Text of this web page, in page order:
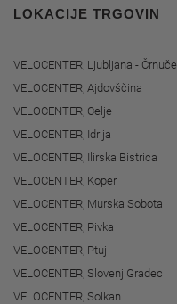
LOKACIJE TRGOVIN
VELOCENTER, Ljubljana - Črnuče
VELOCENTER, Ajdovščina
VELOCENTER, Celje
VELOCENTER, Idrija
VELOCENTER, Ilirska Bistrica
VELOCENTER, Koper
VELOCENTER, Murska Sobota
VELOCENTER, Pivka
VELOCENTER, Ptuj
VELOCENTER, Slovenj Gradec
VELOCENTER, Solkan